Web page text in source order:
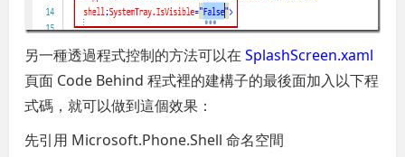
另一種透過程式控制的方法可以在SplashScreen.xaml
頁面 Code Behind 程式裡的建構子的最後面加入以下程
式碼，就可以做到這個效果：
先引用 Microsoft.Phone.Shell 命名空間